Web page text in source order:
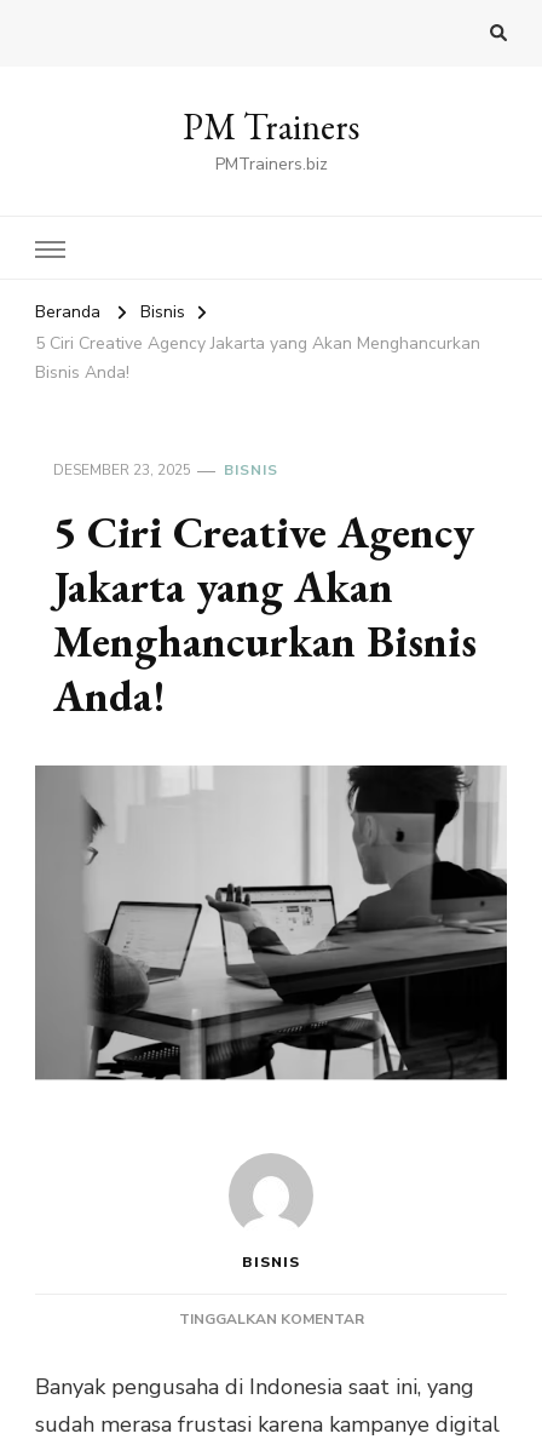
PM Trainers
PMTrainers.biz
Beranda
Bisnis
5 Ciri Creative Agency Jakarta yang Akan Menghancurkan
Bisnis Anda!
DESEMBER 23, 2025 BISNIS
5 Ciri Creative Agency
Jakarta yang Akan
Menghancurkan Bisnis
Anda!
BISNIS
TINGGALKAN KOMENTARPADA
CREATIVE
AGENCY
Banyak pengusaha di Indonesia saat ini, yang
sudah merasa frustasi karena kampanye digital